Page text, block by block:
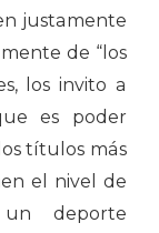
justamente
de “los
los invito a
es poder
títulos más
el nivel de
deporte